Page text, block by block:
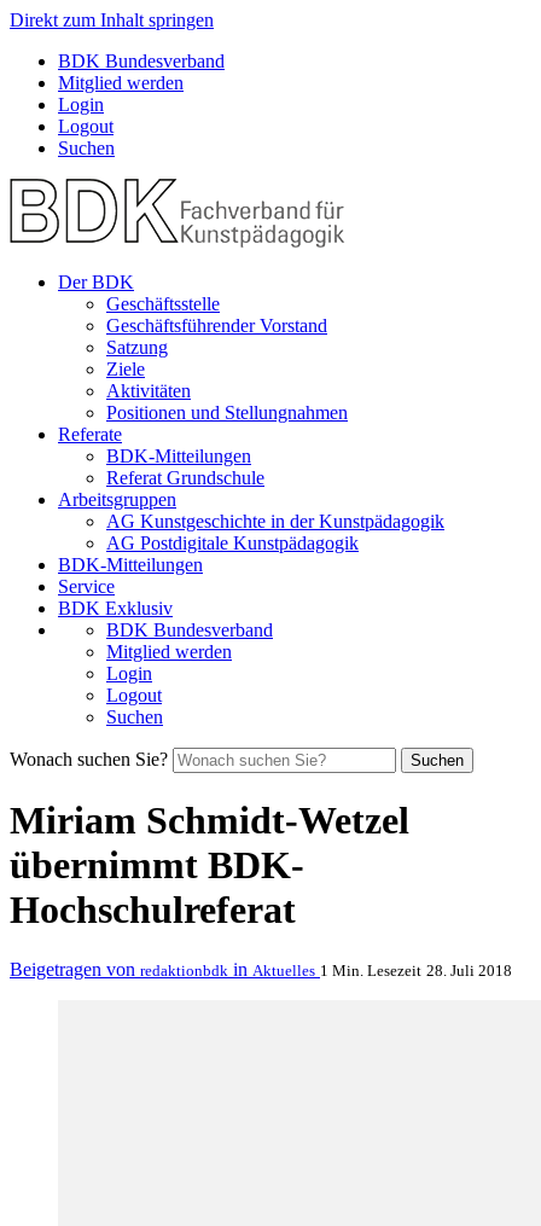
Direkt zum Inhalt springen
BDK Bundesverband
Mitglied werden
Login
Logout
Suchen
Der BDK
Geschäftsstelle
Geschäftsführender Vorstand
Satzung
Ziele
Aktivitäten
Positionen und Stellungnahmen
Referate
BDK-Mitteilungen
Referat Grundschule
Arbeitsgruppen
AG Kunstgeschichte in der Kunstpädagogik
AG Postdigitale Kunstpädagogik
BDK-Mitteilungen
Service
BDK Exklusiv
BDK Bundesverband
Mitglied werden
Login
Logout
Suchen
Wonach suchen Sie? Suchen
Miriam Schmidt-Wetzel
übernimmt BDK-
Hochschulreferat
Beigetragen von redaktionbdk in Aktuelles 1 Min. Lesezeit 28. Juli 2018